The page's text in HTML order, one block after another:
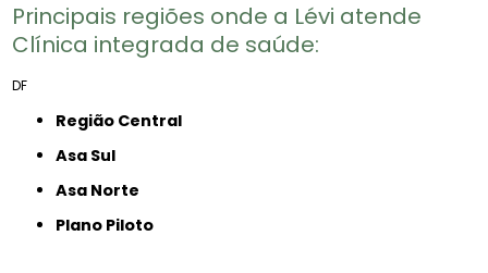
Principais regiões onde a Lévi atende
Clínica integrada de saúde:
DF
Região Central
Asa Sul
Asa Norte
Plano Piloto